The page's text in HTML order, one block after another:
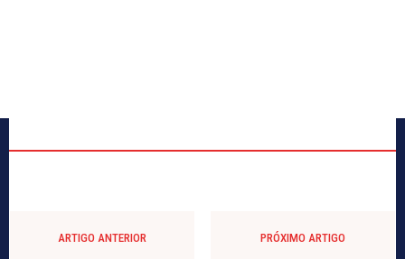
ARTIGO ANTERIOR PRÓXIMO ARTIGO